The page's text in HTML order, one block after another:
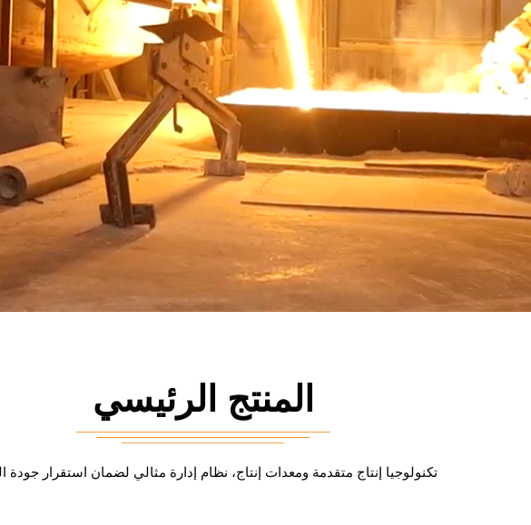
المنتج الرئيسي
تكنولوجيا إنتاج متقدمة ومعدات إنتاج، نظام إدارة مثالي لضمان استقرار جودة
حول المرافق